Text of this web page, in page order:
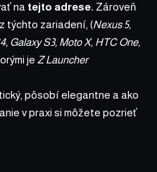
na tejto adrese. Zároveň
týchto zariadení, (Nexus 5,
Galaxy S3, Moto X, HTC One,
je Z Launcher
pôsobí elegantne a ako
v praxi si môžete pozrieť